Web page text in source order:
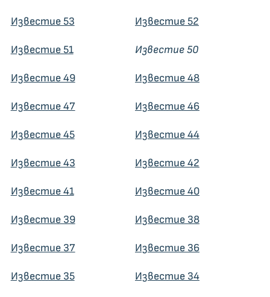
Известие 53 Известие 52
Известие 51 Известие 50
Известие 49 Известие 48
Известие 47 Известие 46
Известие 45 Известие 44
Известие 43 Известие 42
Известие 41 Известие 40
Известие 39 Известие 38
Известие 37 Известие 36
Известие 35 Известие 34